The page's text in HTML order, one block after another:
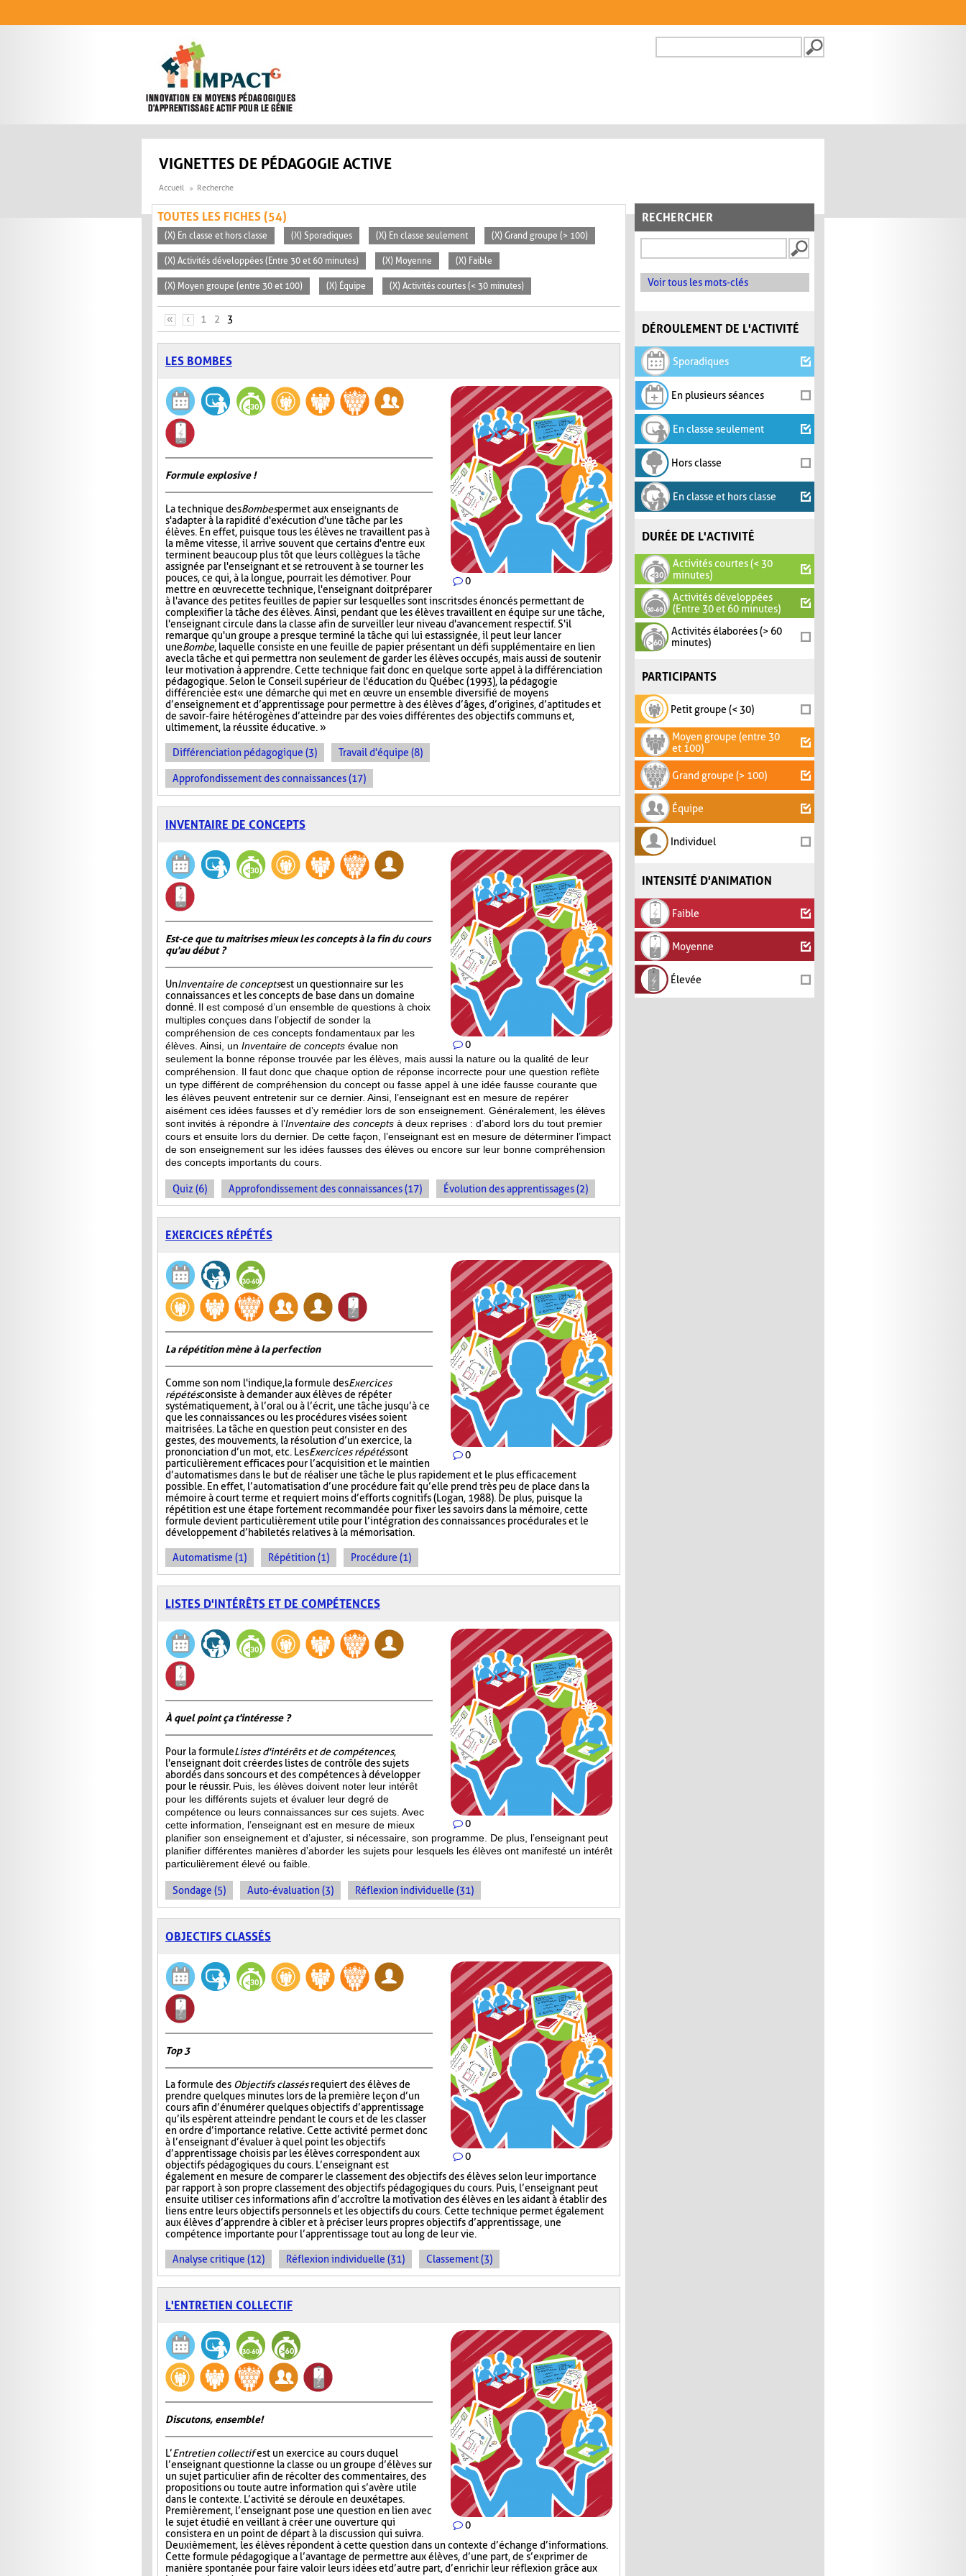
FORMULAIRE DE
VIGNETTES DE PÉDAGOGIE ACTIVE
Accueil Recherche
RECHERCHER
Voir tous les mots-clés
DÉROULEMENT DE L'ACTIVITÉ
Sporadiques
En plusieurs séances
En classe seulement
Hors classe
En classe et hors classe
DURÉE DE L'ACTIVITÉ
Activités courtes (< 30
minutes)
Activités développées
(Entre 30 et 60 minutes)
Activités élaborées (> 60
minutes)
PARTICIPANTS
Petit groupe (< 30)
Moyen groupe (entre 30
et 100)
Grand groupe (> 100)
Équipe
Individuel
INTENSITÉ D'ANIMATION
Faible
Moyenne
Élevée
TOUTES LES FICHES (54)
(X) En classe et hors classe (X) Sporadiques (X) En classe seulement (X) Grand groupe (> 100)
(X) Activités développées (Entre 30 et 60 minutes) (X) Moyenne (X) Faible
(X) Moyen groupe (entre 30 et 100) (X) Équipe (X) Activités courtes (< 30 minutes)
PAGES
« ‹ 1 2 3
LES BOMBES
0
Formule explosive !
La technique desBombespermet aux enseignants de
s'adapter à la rapidité d'exécution d'une tâche par les
élèves. En effet, puisque tous les élèves ne travaillent pas à
la même vitesse, il arrive souvent que certains d'entre eux
terminent beaucoup plus tôt que leurs collègues la tâche
assignée par l'enseignant et se retrouvent à se tourner les
pouces, ce qui, à la longue, pourrait les démotiver. Pour
mettre en œuvre cette technique, l'enseignant doit préparer
à l'avance des petites feuilles de papier sur lesquelles sont inscrits des énoncés permettant de
complexifier la tâche des élèves. Ainsi, pendant que les élèves travaillent en équipe sur une tâche,
l'enseignant circule dans la classe afin de surveiller leur niveau d'avancement respectif. S'il
remarque qu'un groupe a presque terminé la tâche qui lui est assignée, il peut leur lancer
uneBombe, laquelle consiste en une feuille de papier présentant un défi supplémentaire en lien
avec la tâche et qui permettra non seulement de garder les élèves occupés, mais aussi de soutenir
leur motivation à apprendre. Cette technique fait donc en quelque sorte appel à la différenciation
pédagogique. Selon le Conseil supérieur de l'éducation du Québec (1993), la pédagogie
différenciée est « une démarche qui met en œuvre un ensemble diversifié de moyens
d’enseignement et d’apprentissage pour permettre à des élèves d’âges, d’origines, d’aptitudes et
de savoir-faire hétérogènes d’atteindre par des voies différentes des objectifs communs et,
ultimement, la réussite éducative. »
Différenciation pédagogique (3) Travail d'équipe (8)
Approfondissement des connaissances (17)
INVENTAIRE DE CONCEPTS
0
Est-ce que tu maitrises mieux les concepts à la fin du cours
qu'au début ?
UnInventaire de conceptsest un questionnaire sur les
connaissances et les concepts de base dans un domaine
donné. Il est composé d’un ensemble de questions à choix
multiples conçues dans l’objectif de sonder la
compréhension de ces concepts fondamentaux par les
élèves. Ainsi, un Inventaire de concepts évalue non
seulement la bonne réponse trouvée par les élèves, mais aussi la nature ou la qualité de leur
compréhension. Il faut donc que chaque option de réponse incorrecte pour une question reflète
un type différent de compréhension du concept ou fasse appel à une idée fausse courante que
les élèves peuvent entretenir sur ce dernier. Ainsi, l’enseignant est en mesure de repérer
aisément ces idées fausses et d’y remédier lors de son enseignement. Généralement, les élèves
sont invités à répondre à l’Inventaire des concepts à deux reprises : d’abord lors du tout premier
cours et ensuite lors du dernier. De cette façon, l’enseignant est en mesure de déterminer l’impact
de son enseignement sur les idées fausses des élèves ou encore sur leur bonne compréhension
des concepts importants du cours.
Quiz (6) Approfondissement des connaissances (17) Évolution des apprentissages (2)
EXERCICES RÉPÉTÉS
0
La répétition mène à la perfection
Comme son nom l'indique, la formule desExercices
répétésconsiste à demander aux élèves de répéter
systématiquement, à l’oral ou à l’écrit, une tâche jusqu’à ce
que les connaissances ou les procédures visées soient
maitrisées. La tâche en question peut consister en des
gestes, des mouvements, la résolution d’un exercice, la
prononciation d’un mot, etc. LesExercices répétéssont
particulièrement efficaces pour l’acquisition et le maintien
d’automatismes dans le but de réaliser une tâche le plus rapidement et le plus efficacement
possible. En effet, l’automatisation d’une procédure fait qu’elle prend très peu de place dans la
mémoire à court terme et requiert moins d’efforts cognitifs (Logan, 1988). De plus, puisque la
répétition est une étape fortement recommandée pour fixer les savoirs dans la mémoire, cette
formule devient particulièrement utile pour l’intégration des connaissances procédurales et le
développement d’habiletés relatives à la mémorisation.
Automatisme (1) Répétition (1) Procédure (1)
LISTES D'INTÉRÊTS ET DE COMPÉTENCES
0
À quel point ça t'intéresse ?
Pour la formuleListes d'intérêts et de compétences,
l'enseignant doit créer des listes de contrôle des sujets
abordés dans son cours et des compétences à développer
pour le réussir. Puis, les élèves doivent noter leur intérêt
pour les différents sujets et évaluer leur degré de
compétence ou leurs connaissances sur ces sujets. Avec
cette information, l’enseignant est en mesure de mieux
planifier son enseignement et d’ajuster, si nécessaire, son programme. De plus, l’enseignant peut
planifier différentes manières d’aborder les sujets pour lesquels les élèves ont manifesté un intérêt
particulièrement élevé ou faible.
Sondage (5) Auto-évaluation (3) Réflexion individuelle (31)
OBJECTIFS CLASSÉS
0
Top 3
La formule des Objectifs classésrequiert des élèves de
prendre quelques minutes lors de la première leçon d’un
cours afin d’énumérer quelques objectifs d’apprentissage
qu’ils espèrent atteindre pendant le cours et de les classer
en ordre d’importance relative. Cette activité permet donc
à l’enseignant d’évaluer à quel point les objectifs
d’apprentissage choisis par les élèves correspondent aux
objectifs pédagogiques du cours. L’enseignant est
également en mesure de comparer le classement des objectifs des élèves selon leur importance
par rapport à son propre classement des objectifs pédagogiques du cours. Puis, l’enseignant peut
ensuite utiliser ces informations afin d’accroître la motivation des élèves en les aidant à établir des
liens entre leurs objectifs personnels et les objectifs du cours. Cette technique permet également
aux élèves d’apprendre à cibler et à préciser leurs propres objectifs d’apprentissage, une
compétence importante pour l’apprentissage tout au long de leur vie.
Analyse critique (12) Réflexion individuelle (31) Classement (3)
L'ENTRETIEN COLLECTIF
0
Discutons, ensemble!
L’Entretien collectifest un exercice au cours duquel
l’enseignant questionne la classe ou un groupe d’élèves sur
un sujet particulier afin de récolter des commentaires, des
propositions ou toute autre information qui s’avère utile
dans le contexte. L’activité se déroule en deux étapes.
Premièrement, l’enseignant pose une question en lien avec
le sujet étudié en veillant à créer une ouverture qui
consistera en un point de départ à la discussion qui suivra.
Deuxièmement, les élèves répondent à cette question dans un contexte d’échange d’informations.
Cette formule pédagogique a l’avantage de permettre aux élèves, d’une part, de s’exprimer de
manière spontanée pour faire valoir leurs idées et d’autre part, d’enrichir leur réflexion grâce aux